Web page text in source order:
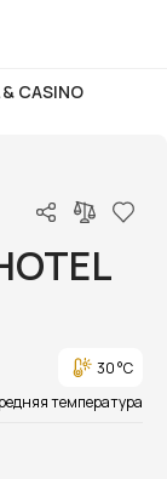
CASINO
30 °C
температура